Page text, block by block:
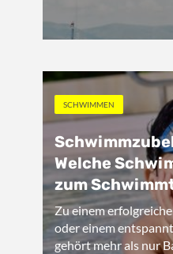
SCHWIMMEN
Welche
zum
Zu einem
oder einem
gehört mehr als nur